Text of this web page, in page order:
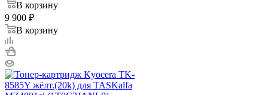
В корзину
9 900 ₽
В корзину